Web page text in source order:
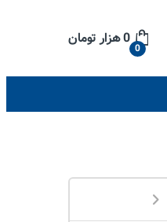
0
0هزار تومان